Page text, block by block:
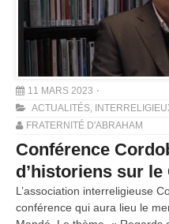
11 MARS 2023
ACTUALITÉS,
FRATERNITÉ D'ABRAHAM
Conférence
d’historiens sur le
L’association interreligieuse
conférence qui aura lieu le